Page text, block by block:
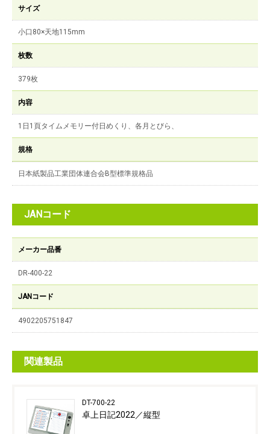
サイズ
小口80×天地115mm
枚数
379枚
内容
1日1頁タイムメモリー付日めくり、各月とびら、
規格
日本紙製品工業団体連合会B型標準規格品
JANコード
メーカー品番
DR-400-22
JANコード
4902205751847
関連製品
DT-700-22
卓上日記2022／縦型